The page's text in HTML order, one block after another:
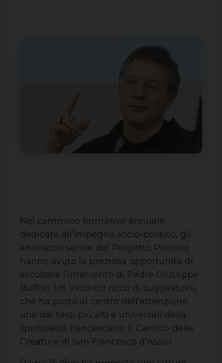
Nel cammino formativo annuale
dedicato all’impegno socio-politico, gli
animatori senior del Progetto Policoro
hanno avuto la preziosa opportunità di
ascoltare l’intervento di Padre Giuseppe
Buffon. Un incontro ricco di suggestioni,
che ha posto al centro dell’attenzione
uno dei testi più alti e universali della
spiritualità francescana: il Cantico delle
Creature di San Francesco d’Assisi.